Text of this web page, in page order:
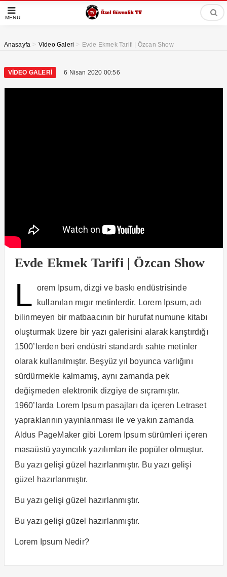
MENÜ
Anasayfa > Video Galeri > Evde Ekmek Tarifi | Özcan Show
VIDEO GALERI 6 Nisan 2020 00:56
Evde Ekmek Tarifi | Özcan Show
L orem Ipsum, dizgi ve baskı endüstrisinde
kullanılan mıgır metinlerdir. Lorem Ipsum, adı
bilinmeyen bir matbaacının bir hurufat numune kitabı
oluşturmak üzere bir yazı galerisini alarak karıştırdığı
1500’lerden beri endüstri standardı sahte metinler
olarak kullanılmıştır. Beşyüz yıl boyunca varlığını
sürdürmekle kalmamış, aynı zamanda pek
değişmeden elektronik dizgiye de sıçramıştır.
1960’larda Lorem Ipsum pasajları da içeren Letraset
yapraklarının yayınlanması ile ve yakın zamanda
Aldus PageMaker gibi Lorem Ipsum sürümleri içeren
masaüstü yayıncılık yazılımları ile popüler olmuştur.
Bu yazı gelişi güzel hazırlanmıştır. Bu yazı gelişi
güzel hazırlanmıştır.
Bu yazı gelişi güzel hazırlanmıştır.
Bu yazı gelişi güzel hazırlanmıştır.
Lorem Ipsum Nedir?